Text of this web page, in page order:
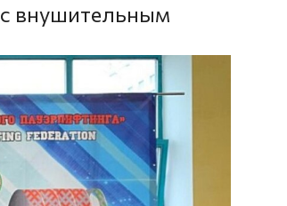
внушительным